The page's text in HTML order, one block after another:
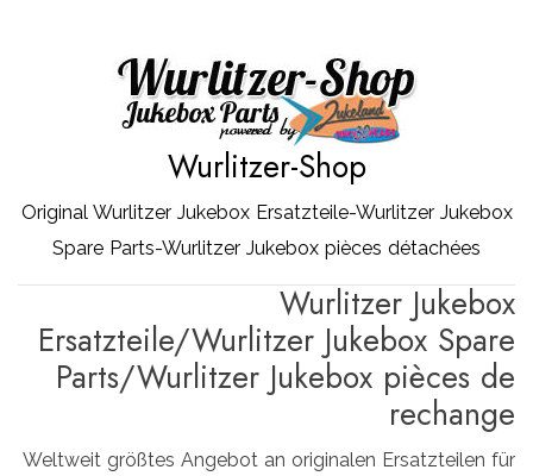
Wurlitzer-Shop
Original Wurlitzer Jukebox Ersatzteile-Wurlitzer Jukebox
Spare Parts-Wurlitzer Jukebox pièces détachées
Wurlitzer Jukebox
Ersatzteile/Wurlitzer Jukebox Spare
Parts/Wurlitzer Jukebox pièces de
rechange
Weltweit größtes Angebot an originalen Ersatzteilen für